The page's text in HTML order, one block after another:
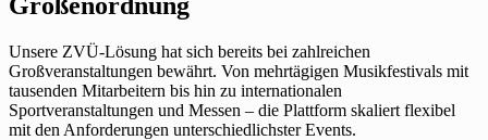
Unsere ZVÜ-Lösung hat sich bereits bei zahlreichen
Großveranstaltungen bewährt. Von mehrtägigen Musikfestivals mit
tausenden Mitarbeitern bis hin zu internationalen
Sportveranstaltungen und Messen – die Plattform skaliert flexibel
mit den Anforderungen unterschiedlichster Events.